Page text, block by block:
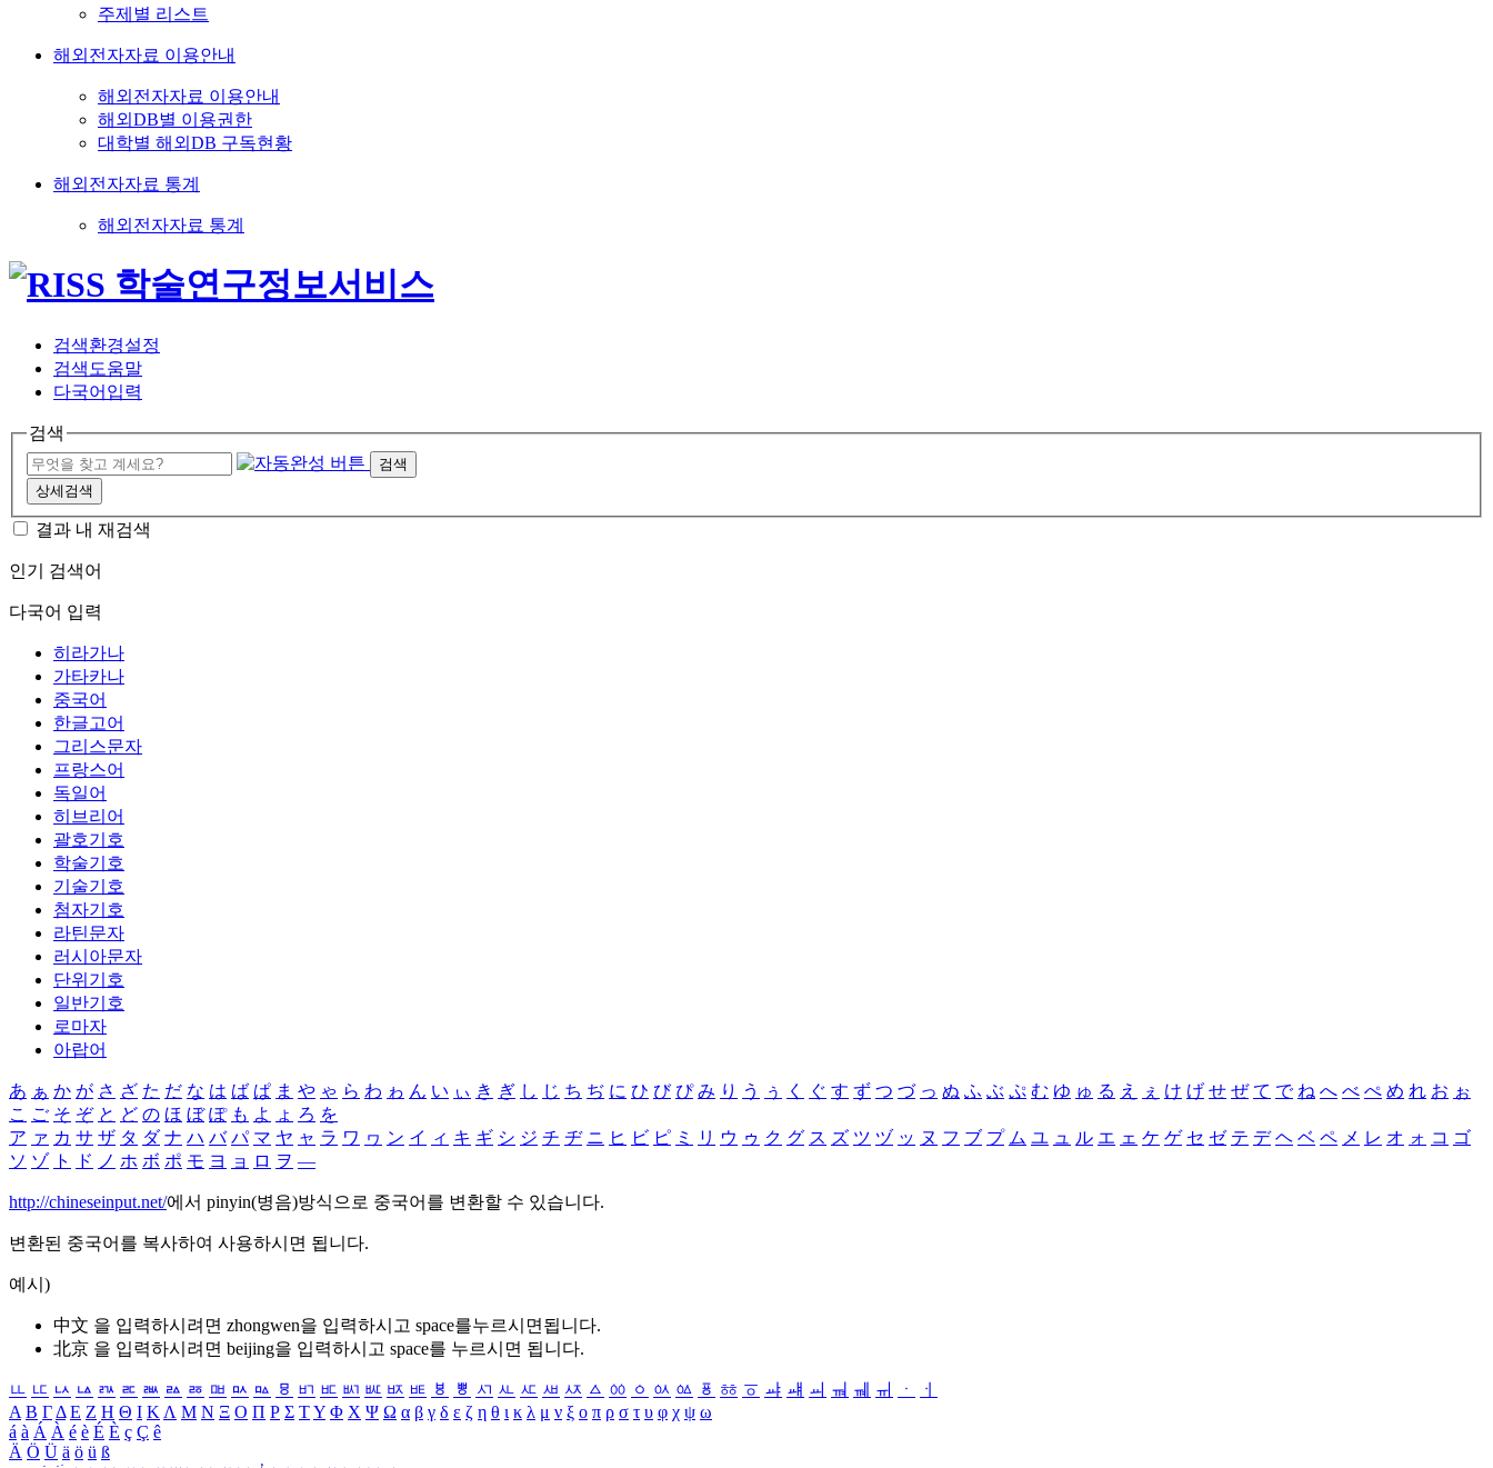
주제별 리스트
해외전자자료 이용안내
해외전자자료 이용안내
해외DB별 이용권한
대학별 해외DB 구독현황
해외전자자료 통계
해외전자자료 통계
검색환경설정
검색도움말
다국어입력
검색
검색
상세검색
결과 내 재검색
인기 검색어
다국어 입력
히라가나
가타카나
중국어
한글고어
그리스문자
프랑스어
독일어
히브리어
괄호기호
학술기호
기술기호
첨자기호
라틴문자
러시아문자
단위기호
일반기호
로마자
아랍어
あ ぁ か が さ ざ た だ な は ば ぱ ま や ゃ ら わ ゎ ん い ぃ き ぎ し じ ち ぢ に ひ び ぴ み り う ぅ く ぐ す ず つ づ っ ぬ ふ ぶ ぷ む ゆ ゅ る え ぇ け げ せ ぜ て で ね へ べ ぺ め れ お ぉ
こ ご そ ぞ と ど の ほ ぼ ぽ も よ ょ ろ を
ア ァ カ サ ザ タ ダ ナ ハ バ パ マ ヤ ャ ラ ワ ヮ ン イ ィ キ ギ シ ジ チ ヂ ニ ヒ ビ ピ ミ リ ウ ゥ ク グ ス ズ ツ ヅ ッ ヌ フ ブ プ ム ユ ュ ル エ ェ ケ ゲ セ ゼ テ デ ヘ ベ ペ メ レ オ ォ コ ゴ
ソ ゾ ト ド ノ ホ ボ ポ モ ヨ ョ ロ ヲ ―
http://chineseinput.net/에서 pinyin(병음)방식으로 중국어를 변환할 수 있습니다.
변환된 중국어를 복사하여 사용하시면 됩니다.
예시)
中文 을 입력하시려면 zhongwen을 입력하시고 space를누르시면됩니다.
北京 을 입력하시려면 beijing을 입력하시고 space를 누르시면 됩니다.
ㅥ ㅦ ㅧ ㅨ ㅩ ㅪ ㅫ ㅬ ㅭ ㅮ ㅯ ㅰ ㅱ ㅲ ㅳ ㅴ ㅵ ㅶ ㅷ ㅸ ㅹ ㅺ ㅻ ㅼ ㅽ ㅾ ㅿ ㆀ ㆁ ㆂ ㆃ ㆄ ㆅ ㆆ ㆇ ㆈ ㆉ ㆊ ㆋ ㆌ ㆍ
ㆎ
Α Β ΓΔ Ε Ζ Η Θ Ι ΚΛ Μ Ν Ξ Ο Π Ρ Σ ΤΥ Φ Χ Ψ Ω α β γ δ ε ζ η θ ι κ λ μ ν ξ ο π ρ σ τ υ φ χ ψ ω
á à Á À é è É È ç Ç ê
Ä Ö Ü ä ö ü ß